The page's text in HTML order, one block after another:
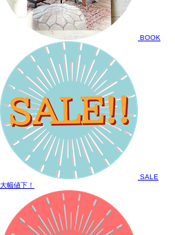
BOOK
SALE
大幅値下！